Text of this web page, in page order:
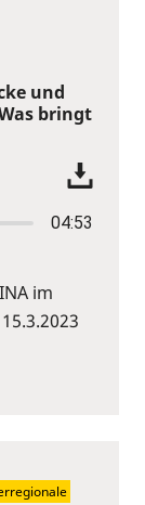
und
bringt
04:53
im